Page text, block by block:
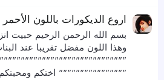
اروع الديكورات باللون الأحمر
بسم الله الرحمن الرحيم حبيت
وهذا اللون مفضل تقريبا عند
"""""""""""""""" اختكم